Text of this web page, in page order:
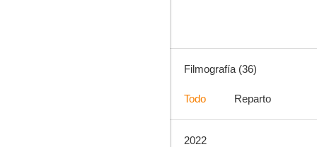
Filmografía (36)
Todo Reparto
2022